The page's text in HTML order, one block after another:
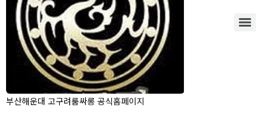
부산해운대 고구려룸싸롱 공식홈페이지